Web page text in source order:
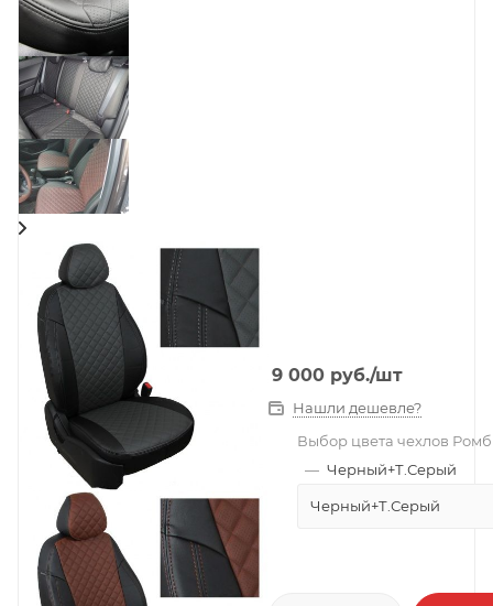
9 000 руб./шт
Нашли дешевле?
Выбор цвета чехлов Ромб
— Черный+Т.Серый
Черный+Т.Серый